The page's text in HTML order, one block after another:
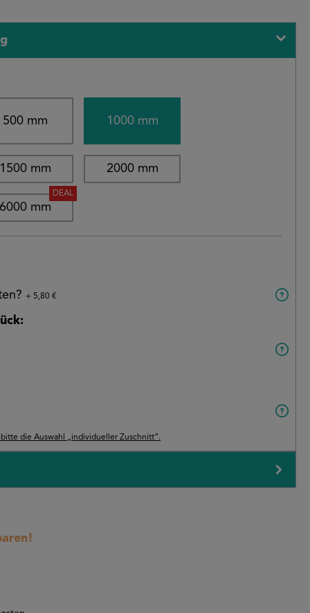
500 mm 1000 mm
1500 mm 2000 mm
6000 mm
DEAL
+ 5,80 €
die Auswahl „individueller Zuschnitt“.